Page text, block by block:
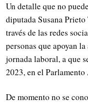
Un detalle que no
diputada Susana
través de las redes
personas que apoyan
jornada laboral, a que
2023, en el
De momento no se